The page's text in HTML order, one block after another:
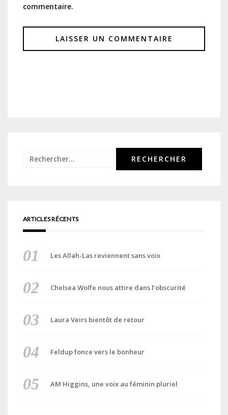
commentaire.
Rechercher :
ARTICLES RÉCENTS
Les Allah-Las reviennent sans voix
Chelsea Wolfe nous attire dans l’obscurité
Laura Veirs bientôt de retour
Feldup fonce vers le bonheur
AM Higgins, une voix au féminin pluriel